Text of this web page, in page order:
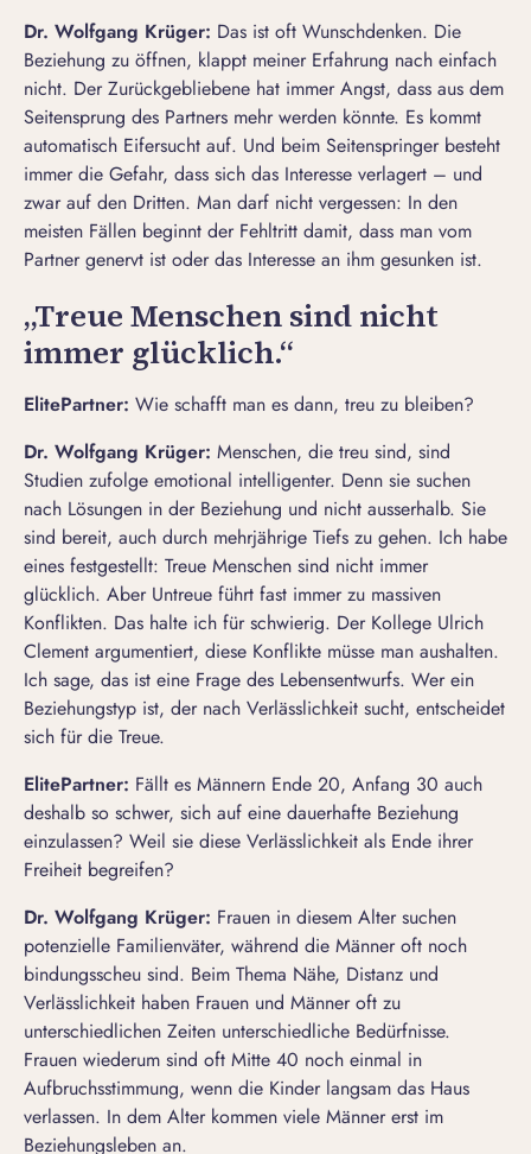
Dr. Wolfgang Krüger: Das ist oft Wunschdenken. Die
Beziehung zu öffnen, klappt meiner Erfahrung nach einfach
nicht. Der Zurückgebliebene hat immer Angst, dass aus dem
Seitensprung des Partners mehr werden könnte. Es kommt
automatisch Eifersucht auf. Und beim Seitenspringer besteht
immer die Gefahr, dass sich das Interesse verlagert – und
zwar auf den Dritten. Man darf nicht vergessen: In den
meisten Fällen beginnt der Fehltritt damit, dass man vom
Partner genervt ist oder das Interesse an ihm gesunken ist.
„Treue Menschen sind nicht
immer glücklich.“
ElitePartner: Wie schafft man es dann, treu zu bleiben?
Dr. Wolfgang Krüger: Menschen, die treu sind, sind
Studien zufolge emotional intelligenter. Denn sie suchen
nach Lösungen in der Beziehung und nicht ausserhalb. Sie
sind bereit, auch durch mehrjährige Tiefs zu gehen. Ich habe
eines festgestellt: Treue Menschen sind nicht immer
glücklich. Aber Untreue führt fast immer zu massiven
Konflikten. Das halte ich für schwierig. Der Kollege Ulrich
Clement argumentiert, diese Konflikte müsse man aushalten.
Ich sage, das ist eine Frage des Lebensentwurfs. Wer ein
Beziehungstyp ist, der nach Verlässlichkeit sucht, entscheidet
sich für die Treue.
ElitePartner: Fällt es Männern Ende 20, Anfang 30 auch
deshalb so schwer, sich auf eine dauerhafte Beziehung
einzulassen? Weil sie diese Verlässlichkeit als Ende ihrer
Freiheit begreifen?
Dr. Wolfgang Krüger: Frauen in diesem Alter suchen
potenzielle Familienväter, während die Männer oft noch
bindungsscheu sind. Beim Thema Nähe, Distanz und
Verlässlichkeit haben Frauen und Männer oft zu
unterschiedlichen Zeiten unterschiedliche Bedürfnisse.
Frauen wiederum sind oft Mitte 40 noch einmal in
Aufbruchsstimmung, wenn die Kinder langsam das Haus
verlassen. In dem Alter kommen viele Männer erst im
Beziehungsleben an.